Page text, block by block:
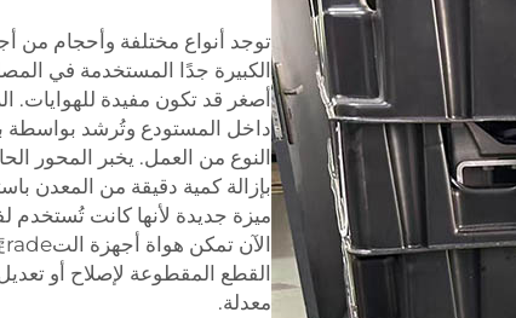
الكبيرة جدًا المستخدمة في
أصغر قد تكون مفيدة للهوايات.
داخل المستودع وتُرشد بواسطة
النوع من العمل. يخبر المحور
بإزالة كمية دقيقة من المعدن
ميزة جديدة لأنها كانت تُستخدم
القطع المقطوعة لإصلاح أو
معدلة.